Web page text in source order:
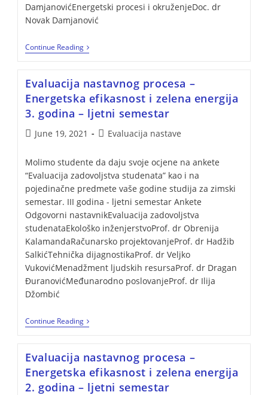
DamjanovićEnergetski procesi i okruženjeDoc. dr
Novak Damjanović
Continue Reading
Evaluacija nastavnog procesa –
Energetska efikasnost i zelena energija
3. godina – ljetni semestar
June 19, 2021 Evaluacija nastave
Molimo studente da daju svoje ocjene na ankete
“Evaluacija zadovoljstva studenata” kao i na
pojedinačne predmete vaše godine studija za zimski
semestar. III godina - ljetni semestar Ankete
Odgovorni nastavnikEvaluacija zadovoljstva
studenataEkološko inženjerstvoProf. dr Obrenija
KalamandaRačunarsko projektovanjeProf. dr Hadžib
SalkićTehnička dijagnostikaProf. dr Veljko
VukovićMenadžment ljudskih resursaProf. dr Dragan
ĐuranovićMeđunarodno poslovanjeProf. dr Ilija
Džombić
Continue Reading
Evaluacija nastavnog procesa –
Energetska efikasnost i zelena energija
2. godina – ljetni semestar